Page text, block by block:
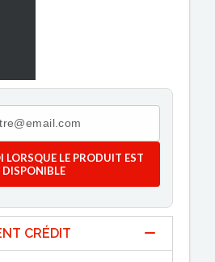
LORSQUE LE PRODUIT EST
DISPONIBLE
CRÉDIT